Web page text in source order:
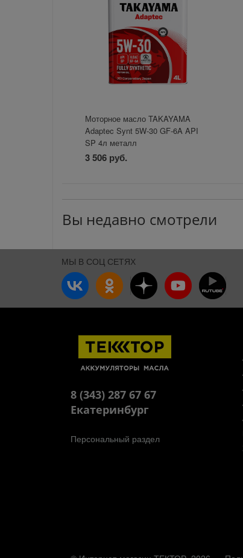
Моторное масло TAKAYAMA
Adaptec Synt 5W-30 GF-6A API
SP 4л металл
3 506 руб.
Вы недавно смотрели
МЫ В СОЦ СЕТЯХ
8 (343) 287 67 67
Екатеринбург
Персональный раздел